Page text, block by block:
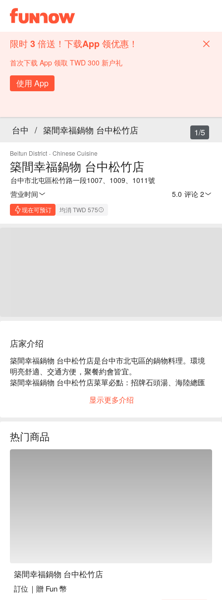
限时 3 倍送！下载App 领优惠！
首次下载 App 领取 TWD 300 新户礼
使用 App
台中 / 築間幸福鍋物 台中松竹店
Beitun District · Chinese Cuisine
築間幸福鍋物 台中松竹店
台中市北屯區松竹路一段1007、1009、1011號
营业时间
5.0 评论 2
现在可预订 均消 TWD 575
1/5
店家介绍
築間幸福鍋物 台中松竹店是台中市北屯區的鍋物料理。環境
明亮舒適、交通方便，聚餐約會皆宜。
築間幸福鍋物 台中松竹店菜單必點：招牌石頭湯、海陸總匯
築間幸福鍋物 台中松竹店推薦：餐點選擇豐富，價格親民，
显示更多介绍
热门商品
築間幸福鍋物 台中松竹店
訂位｜贈 Fun 幣